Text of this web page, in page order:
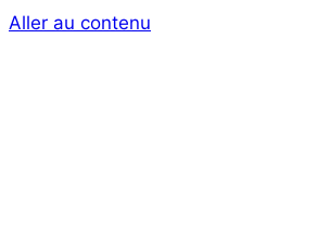
Aller au contenu